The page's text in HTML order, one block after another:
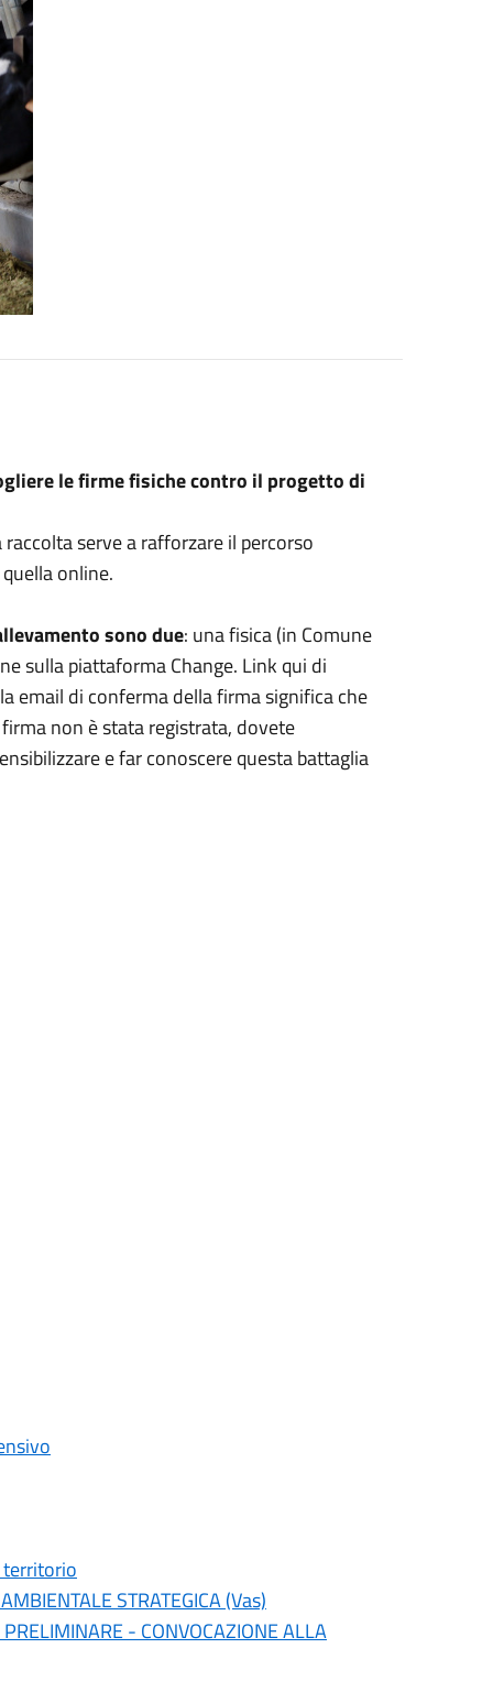
le firme fisiche contro il progetto di
raccolta serve a rafforzare il percorso
online.
sono due: una fisica (in Comune
sulla piattaforma Change. Link qui di
la email di conferma della firma significa che
non è stata registrata, dovete
e far conoscere questa battaglia
STRATEGICA (Vas)
- CONVOCAZIONE ALLA